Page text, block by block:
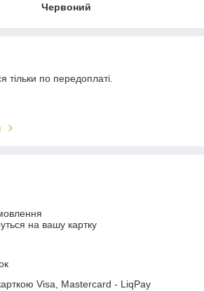
Червоний
тільки по передоплаті.
на вашу картку
Visa, Mastercard - LiqPay